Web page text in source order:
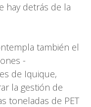
hay detrás de la
también el
-
de Iquique,
la gestión de
toneladas de PET